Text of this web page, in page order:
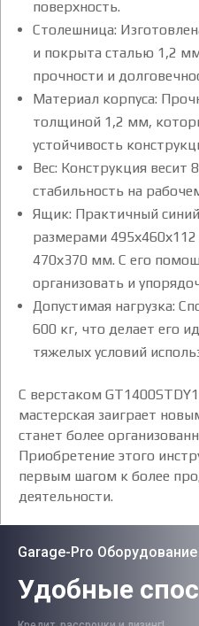
поверхность.
Столешница:
и покрыта сталью 1,2
прочности и
Материал корпуса:
толщиной 1,2 мм,
устойчивость
Вес: Конструкция весит
стабильность на
Ящик: Практичный
размерами
470х370 мм. С его
организовать и
Допустимая нагрузка:
600 кг, что делает его
тяжелых условий
С верстаком
мастерская заиграет
станет более
Приобретение этого
первым шагом к более
деятельности.
Garage-Pro
Удобные